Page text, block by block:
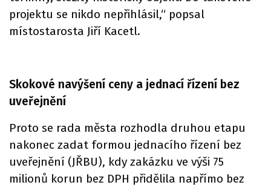
projektu se nikdo nepřihlásil,“ popsal
místostarosta Jiří Kacetl.
Skokové navýšení ceny a jednací řízení bez
uveřejnění
Proto se rada města rozhodla druhou etapu
nakonec zadat formou jednacího řízení bez
uveřejnění (JŘBU), kdy zakázku ve výši 75
milionů korun bez DPH přidělila napřímo bez